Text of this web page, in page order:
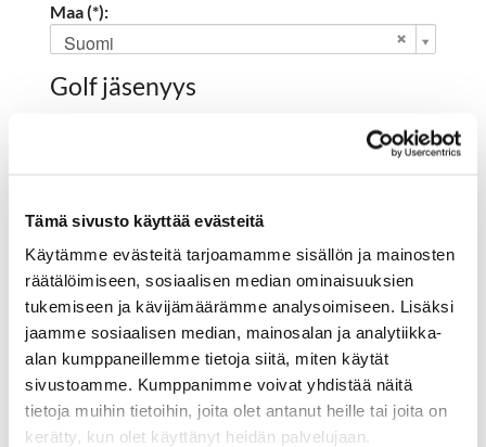
Tämä sivusto käyttää evästeitä
Käytämme evästeitä tarjoamamme sisällön ja mainosten
räätälöimiseen, sosiaalisen median ominaisuuksien
tukemiseen ja kävijämäärämme analysoimiseen. Lisäksi
jaamme sosiaalisen median, mainosalan ja analytiikka-
alan kumppaneillemme tietoja siitä, miten käytät
sivustoamme. Kumppanimme voivat yhdistää näitä
tietoja muihin tietoihin, joita olet antanut heille tai joita on
kerätty, kun olet käyttänyt heidän palvelujaan.
Maa (*):
Suomi
Golf jäsenyys
Jäsennumero:
Rekisteröidy
Haluan tilata Hartola Golf uutiskirjeen
Olen lukenut tietosuojaselosteen ja hyväksyn
henkilötietojeni käsittelyn (*)